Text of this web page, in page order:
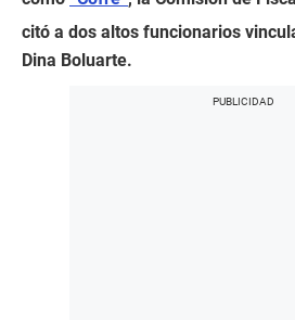
citó a dos altos funcionarios
Dina Boluarte.